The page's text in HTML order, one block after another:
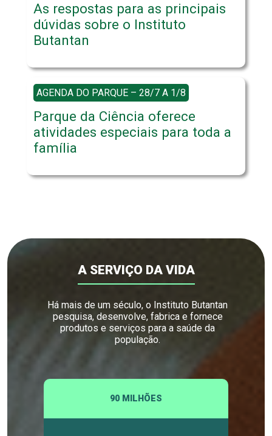
As respostas para as principais
dúvidas sobre o Instituto
Butantan
AGENDA DO PARQUE – 28/7 A 1/8
Parque da Ciência oferece
atividades especiais para toda a
família
A SERVIÇO DA VIDA
Há mais de um século, o Instituto Butantan
pesquisa, desenvolve, fabrica e fornece
produtos e serviços para a saúde da
população.
90 MILHÕES